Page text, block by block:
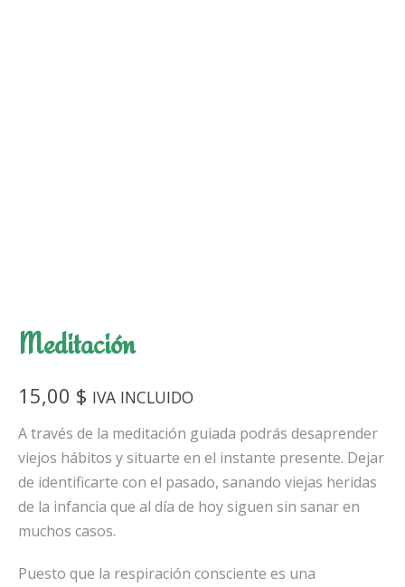
Meditación
15,00 $ IVA INCLUIDO
A través de la meditación guiada podrás desaprender
viejos hábitos y situarte en el instante presente. Dejar
de identificarte con el pasado, sanando viejas heridas
de la infancia que al día de hoy siguen sin sanar en
muchos casos.
Puesto que la respiración consciente es una